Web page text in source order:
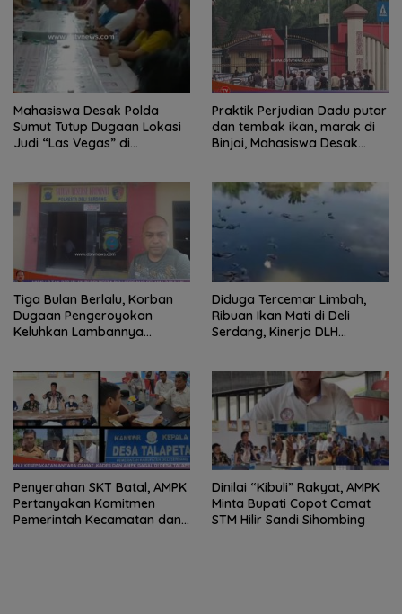
Mahasiswa Desak Polda
Sumut Tutup Dugaan Lokasi
Judi “Las Vegas” di
Praktik Perjudian Dadu putar
dan tembak ikan, marak di
Binjai, Mahasiswa Desak
Tiga Bulan Berlalu, Korban
Dugaan Pengeroyokan
Keluhkan Lambannya
Diduga Tercemar Limbah,
Ribuan Ikan Mati di Deli
Serdang, Kinerja DLH
Penyerahan SKT Batal, AMPK
Pertanyakan Komitmen
Pemerintah Kecamatan dan
Dinilai “Kibuli” Rakyat, AMPK
Minta Bupati Copot Camat
STM Hilir Sandi Sihombing